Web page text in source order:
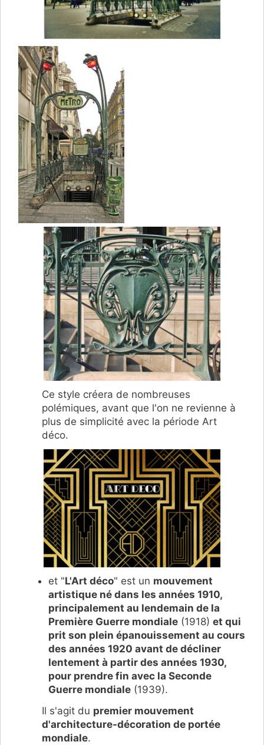
Ce style créera de nombreuses
polémiques, avant que l'on ne revienne à
plus de simplicité avec la période Art
déco.
et "L'Art déco" est un mouvement
artistique né dans les années 1910,
principalement au lendemain de la
Première Guerre mondiale (1918) et qui
prit son plein épanouissement au cours
des années 1920 avant de décliner
lentement à partir des années 1930,
pour prendre fin avec la Seconde
Guerre mondiale (1939).
Il s'agit du premier mouvement
d'architecture-décoration de portée
mondiale.